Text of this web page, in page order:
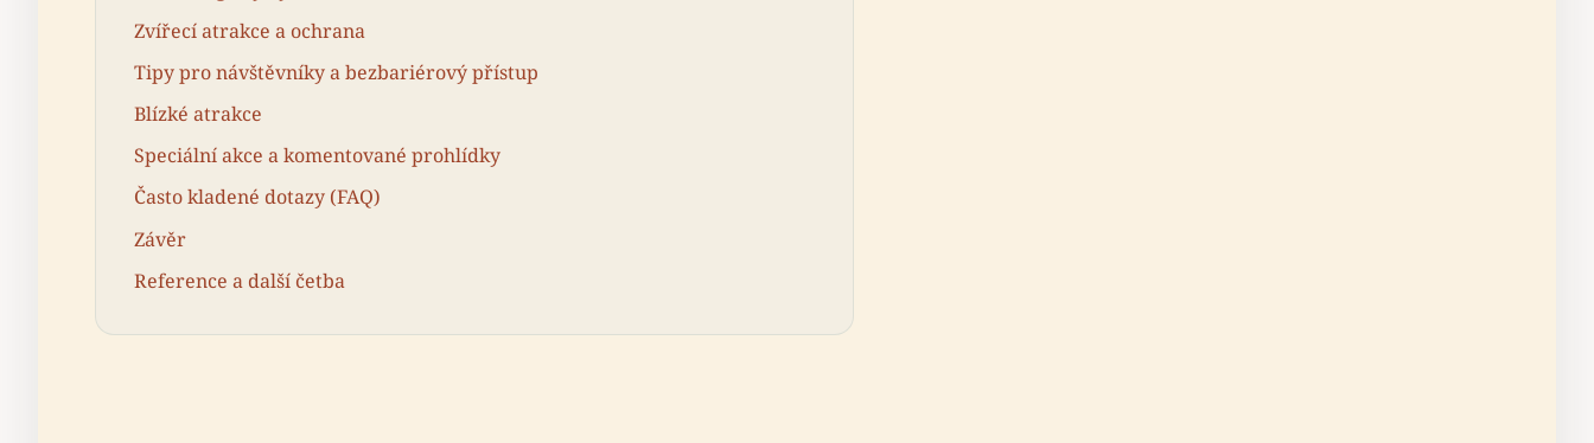
Zvířecí atrakce a ochrana
Tipy pro návštěvníky a bezbariérový přístup
Blízké atrakce
Speciální akce a komentované prohlídky
Často kladené dotazy (FAQ)
Závěr
Reference a další četba